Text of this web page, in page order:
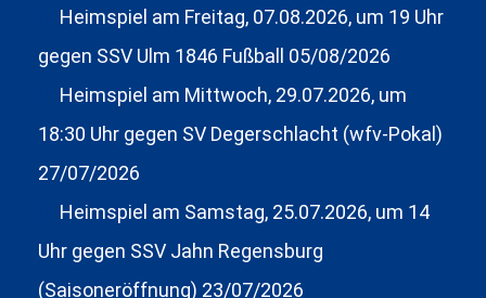
Heimspiel am Freitag, 07.08.2026, um 19 Uhr
gegen SSV Ulm 1846 Fußball
05/08/2026
Heimspiel am Mittwoch, 29.07.2026, um
18:30 Uhr gegen SV Degerschlacht (wfv-Pokal)
27/07/2026
Heimspiel am Samstag, 25.07.2026, um 14
Uhr gegen SSV Jahn Regensburg
(Saisoneröffnung) 23/07/2026